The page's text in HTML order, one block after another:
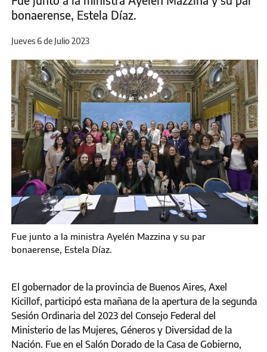
bonaerense, Estela Díaz.
Jueves 6 de Julio 2023
Fue junto a la ministra Ayelén Mazzina y su par
bonaerense, Estela Díaz.
El gobernador de la provincia de Buenos Aires, Axel
Kicillof, participó esta mañana de la apertura de la segunda
Sesión Ordinaria del 2023 del Consejo Federal del
Ministerio de las Mujeres, Géneros y Diversidad de la
Nación. Fue en el Salón Dorado de la Casa de Gobierno,